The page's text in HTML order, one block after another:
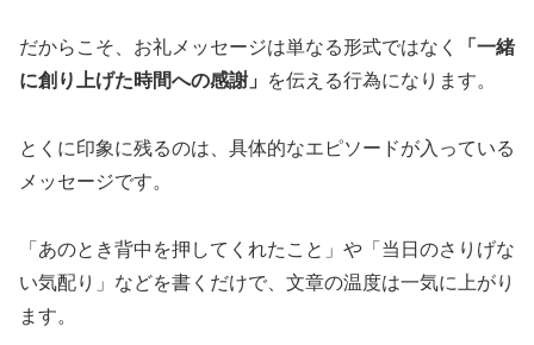
だからこそ、お礼メッセージは単なる形式ではなく
「一緒
に創り上げた時間への感謝」
を伝える行為になります。
とくに印象に残るのは、具体的なエピソードが入っている
メッセージです。
「あのとき背中を押してくれたこと」や「当日のさりげな
い気配り」などを書くだけで、文章の温度は一気に上がり
ます。